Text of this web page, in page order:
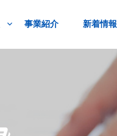
事業紹介 新着情報